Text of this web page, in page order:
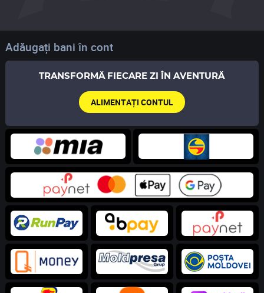
Adăugați bani în cont
TRANSFORMĂ FIECARE ZI ÎN AVENTURĂ
ALIMENTAȚI CONTUL